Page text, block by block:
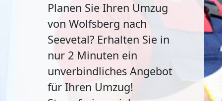
Planen Sie Ihren Umzug
von Wolfsberg nach
Seevetal? Erhalten Sie in
nur 2 Minuten ein
unverbindliches Angebot
für Ihren Umzug!